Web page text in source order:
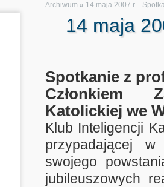
14 maja
Archiwum » 14 maja 2007 r. -
Spotkanie z
Członkiem
Katolickiej we
Klub Inteligencji
przypadającej
swojego
jubileuszowych